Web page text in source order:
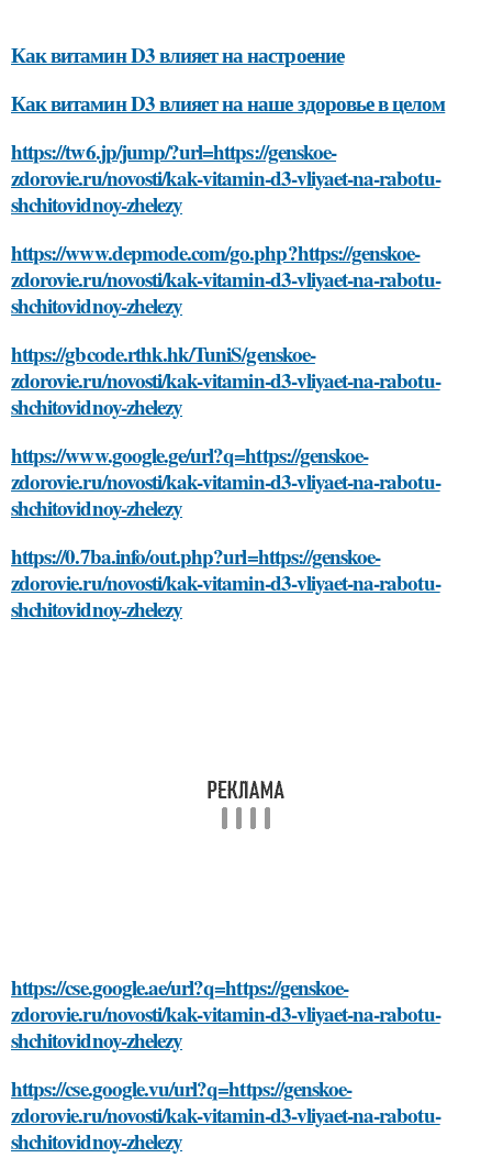
Как витамин D3 влияет на настроение
Как витамин D3 влияет на наше здоровье в целом
https://tw6.jp/jump/?url=https://genskoe-
zdorovie.ru/novosti/kak-vitamin-d3-vliyaet-na-rabotu-
shchitovidnoy-zhelezy
https://www.depmode.com/go.php?https://genskoe-
zdorovie.ru/novosti/kak-vitamin-d3-vliyaet-na-rabotu-
shchitovidnoy-zhelezy
https://gbcode.rthk.hk/TuniS/genskoe-
zdorovie.ru/novosti/kak-vitamin-d3-vliyaet-na-rabotu-
shchitovidnoy-zhelezy
https://www.google.ge/url?q=https://genskoe-
zdorovie.ru/novosti/kak-vitamin-d3-vliyaet-na-rabotu-
shchitovidnoy-zhelezy
https://0.7ba.info/out.php?url=https://genskoe-
zdorovie.ru/novosti/kak-vitamin-d3-vliyaet-na-rabotu-
shchitovidnoy-zhelezy
https://cse.google.ae/url?q=https://genskoe-
zdorovie.ru/novosti/kak-vitamin-d3-vliyaet-na-rabotu-
shchitovidnoy-zhelezy
https://cse.google.vu/url?q=https://genskoe-
zdorovie.ru/novosti/kak-vitamin-d3-vliyaet-na-rabotu-
shchitovidnoy-zhelezy